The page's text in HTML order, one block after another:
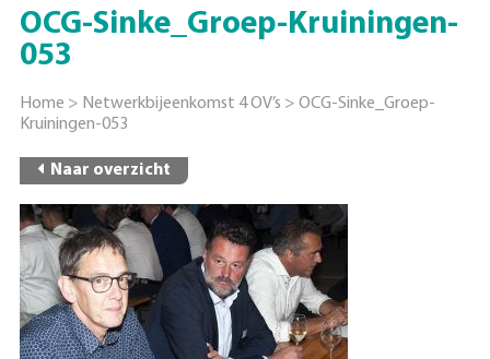
OCG-Sinke_Groep-Kruiningen-
053
Home > Netwerkbijeenkomst 4 OV’s > OCG-Sinke_Groep-
Kruiningen-053
Naar overzicht